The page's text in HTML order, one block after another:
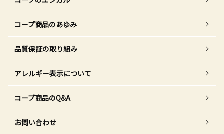
コープ商品のあゆみ
品質保証の取り組み
アレルギー表示について
コープ商品のQ&A
お問い合わせ